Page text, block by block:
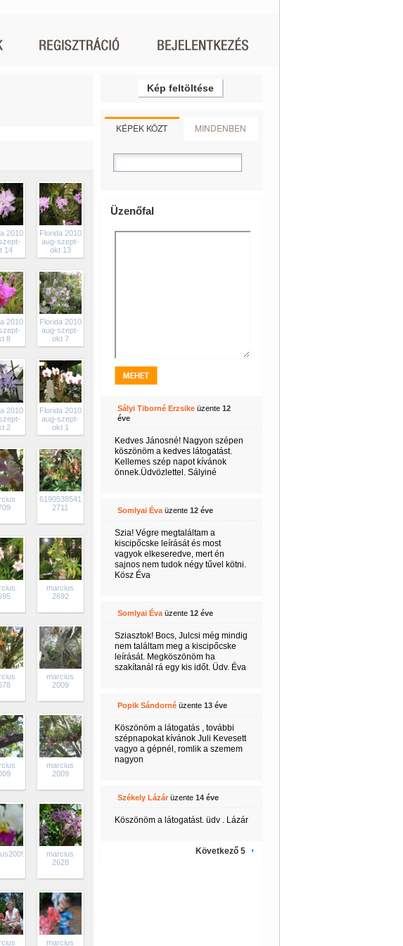
2010
14
Florida 2010
aug-szept-
okt 13
2010
8
Florida 2010
aug-szept-
okt 7
2010
2
Florida 2010
aug-szept-
okt 1
6190538541_marcius
2711
marcius
2692
marcius
2009
marcius
2009
marcius
2628
marcius
Kép feltöltése
KÉPEK KÖZT MINDENBEN
Üzenőfal
Sályi Tiborné Erzsikeüzente 12
éve
Kedves Jánosné! Nagyon szépen
köszönöm a kedves látogatást.
Kellemes szép napot kívánok
önnek.Üdvözlettel. Sályiné
Somlyai Évaüzente 12 éve
Szia! Végre megtaláltam a
kiscipőcske leírását és most
vagyok elkeseredve, mert én
sajnos nem tudok négy tűvel kötni.
Kösz Éva
Somlyai Évaüzente 12 éve
Sziasztok! Bocs, Julcsi még mindig
nem találtam meg a kiscipőcske
leírását. Megköszönöm ha
szakítanál rá egy kis időt. Üdv. Éva
Popik Sándornéüzente 13 éve
Köszönöm a látogatás , további
szépnapokat kívánok Juli Kevesett
vagyo a gépnél, romlik a szemem
nagyon
Székely Lázárüzente 14 éve
Köszönöm a látogatást. üdv . Lázár
Következő 5